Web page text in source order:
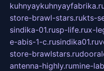
store-brawl-stars.rukts-
sindika-01.rusp-life.rux-
e-abis-1-c.rusindika01.ru
store-brawlstars.ru
antenna-highly.rumine-